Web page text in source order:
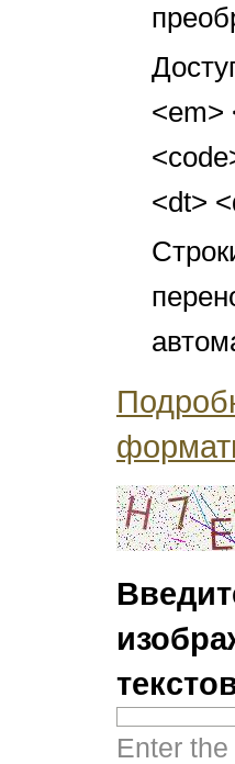
<em>
<dt>
Enter